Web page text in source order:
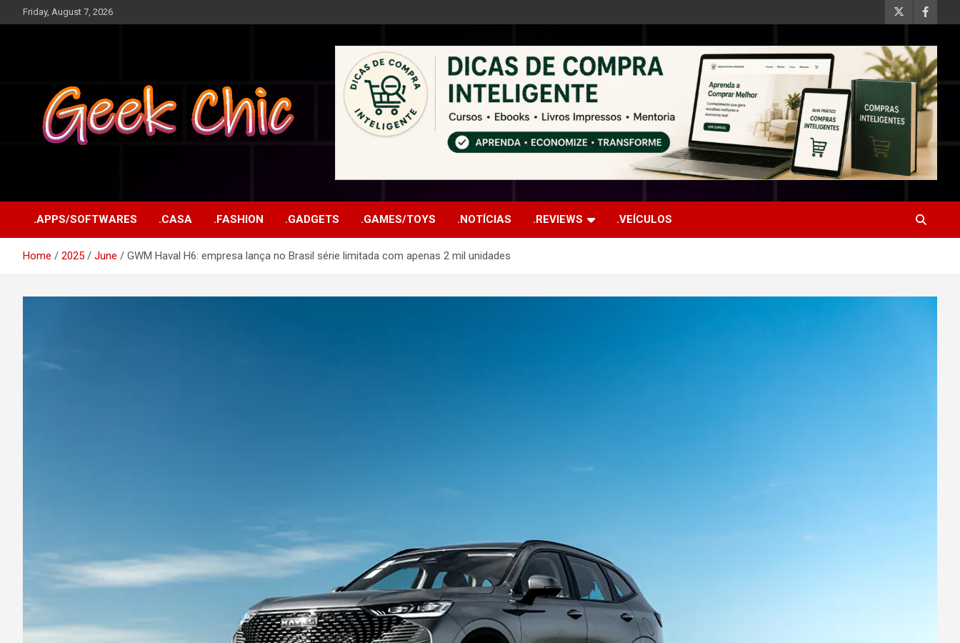
to
Friday, August 7, 2026
.APPS/SOFTWARES .CASA .FASHION .GADGETS .GAMES/TOYS .NOTÍCIAS .REVIEWS .VEÍCULOS
Home 2025 June GWM Haval H6: empresa lança no Brasil série limitada com apenas 2 mil unidades